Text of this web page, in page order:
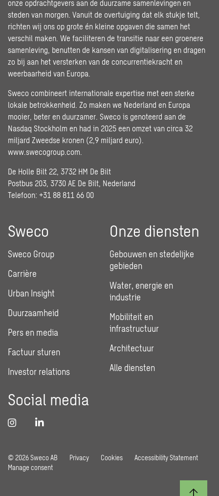
onze opdrachtgevers aan de duurzame samenlevingen en
steden van morgen. Vanuit de overtuiging dat elk stukje telt,
richten wij ons op grote én kleine opgaven die samen het
verschil maken. We faciliteren de transitie naar een groenere
samenleving, benutten de kansen van digitalisering en dragen
zo bij aan het versterken van de concurrentiekracht en
weerbaarheid van Europa.
Sweco combineert internationale expertise met een sterke
lokale betrokkenheid. Zo maken we Nederland en Europa
mooier, beter en duurzamer. Sweco is genoteerd aan de
Nasdaq Stockholm en had in 2025 een omzet van circa 32
miljard Zweedse kronen (2,9 miljard euro).
www.swecogroup.com
De Holle Bilt 22, 3732 HM De Bilt
Postbus 203, 3730 AE De Bilt, Nederland
Telefoon: +31 88 811 66 00
Sweco
Sweco Group
Carrière
Urban Insight
Duurzaamheid
Pers en media
Factuur sturen
Investor relations
Onze diensten
Gebouwen en stedelijke
gebieden
Water, energie en
industrie
Mobiliteit en
infrastructuur
Architectuur
Alle diensten
Social media
© 2026 Sweco AB Privacy Cookies
Accessibility Statement
Manage consent